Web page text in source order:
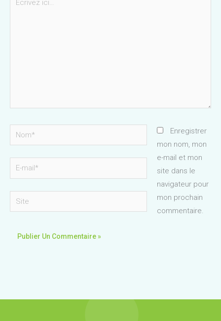
Nom*
mail*
Site
Enregistrer
mon nom, mon
e-mail et mon
site dans le
navigateur pour
mon prochain
commentaire.